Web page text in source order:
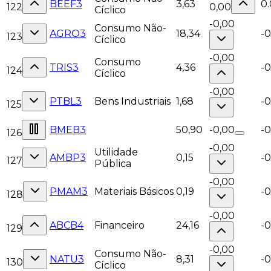
122 BEEF3
Cíclico
3,63 0,00
123 AGRO3
Consumo Não-
Cíclico
18,34
-0,00
-
124 TRIS3
Consumo
Cíclico
4,36
-0,00
-
125 PTBL3 Bens Industriais 1,68
-0,00
-
126 BMEB3 50,90 -0,00 -
127 AMBP3
Utilidade
Pública
0,15
-0,00
-
128 PMAM3 Materiais Básicos 0,19
-0,00
-
129 ABCB4 Financeiro 24,16
-0,00
-
130 NATU3
Consumo Não-
Cíclico
8,31
-0,00
-